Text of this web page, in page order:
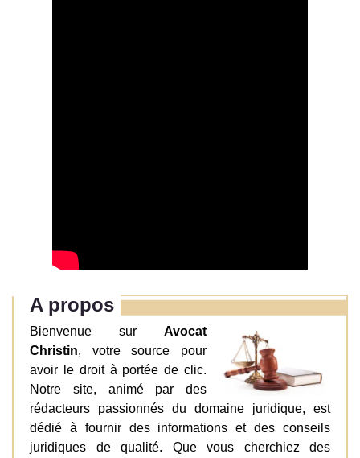
A propos
Bienvenue sur Avocat
Christin, votre source pour
avoir le droit à portée de clic.
Notre site, animé par des
rédacteurs passionnés du domaine juridique, est
dédié à fournir des informations et des conseils
juridiques de qualité. Que vous cherchiez des